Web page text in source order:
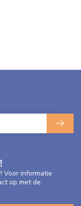
Voor informatie
op met de